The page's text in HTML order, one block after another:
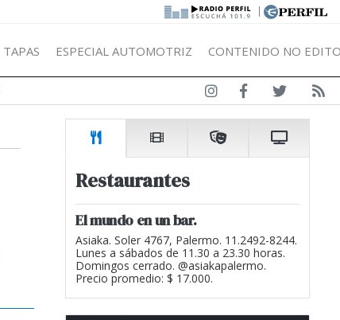
|
TAPAS ESPECIAL AUTOMOTRIZ CONTENIDO NO
Restaurantes
El mundo en un bar.
Asiaka. Soler 4767, Palermo. 11.2492-8244.
Lunes a sábados de 11.30 a 23.30 horas.
Domingos cerrado. @asiakapalermo.
Precio promedio: $ 17.000.